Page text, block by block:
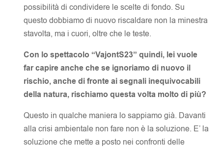
possibilità di condividere le scelte di fondo. Su
questo dobbiamo di nuovo riscaldare non la minestra
stavolta, ma i cuori, oltre che le teste.
Con lo spettacolo “VajontS23” quindi, lei vuole
far capire anche che se ignoriamo di nuovo il
rischio, anche di fronte ai segnali inequivocabili
della natura, rischiamo questa volta molto di più?
Questo in qualche maniera lo sappiamo già. Davanti
alla crisi ambientale non fare non è la soluzione. E’ la
soluzione che mette a posto nei confronti delle